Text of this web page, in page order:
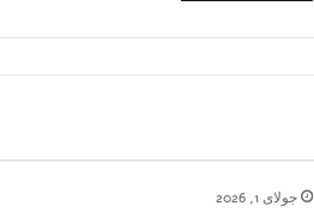
جولای 1, 2026